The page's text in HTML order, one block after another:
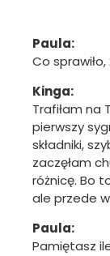
Paula:
Co
Kinga:
Trafiłam na
pierwszy
składniki,
zaczęłam
różnicę. Bo
ale przede
Paula:
Pamiętasz